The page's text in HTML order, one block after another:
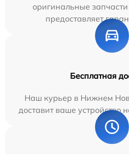
оригинальные
предоставляет
Бесплатная
Наш курьер в Нижнем
доставит ваше устройство